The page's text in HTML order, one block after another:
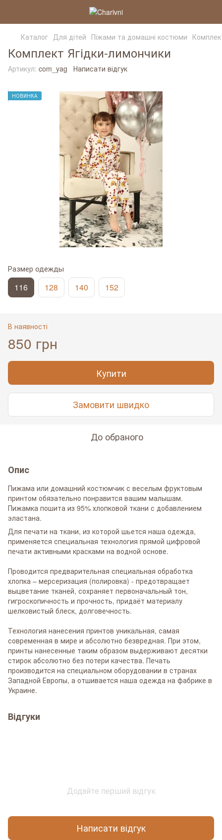
Каталог Для дітей Піжами та домашні костюми
Комплект Ягідки-лимончики
Артикул: com_yag Написати відгук
НОВИНКА
Размер одежды
116 128 140 152
В наявності
850 грн
Купити
Замовити швидко
До обраного
Опис
Пижама или домашний костюмчик с веселым фруктовым
принтом обязательно понравится вашим малышам.
Пижамка пошита из 95% хлопковой ткани с добавлением
эластана.
Для печати на ткани, из которой шьется наша одежда,
применяется специальная технология прямой цифровой
печати активными красками на водной основе.
Проводится предварительная специальная обработка
хлопка – мерсеризация (полировка) - предотвращает
выцветание тканей, сохраняет первоначальный тон,
гигроскопичность и прочность, придаёт материалу
шелковистый блеск, долговечность.
Технология нанесения принтов уникальная, самая
современная в мире и абсолютно безвредная. При этом,
принты нанесенные таким образом выдерживают десятки
стирок абсолютно без потери качества. Печать
производится на специальном оборудовании в странах
Западной Европы, а отшивается наша одежда на фабрике в
Украине.
Відгуки
Додайте перший відгук
Написати відгук